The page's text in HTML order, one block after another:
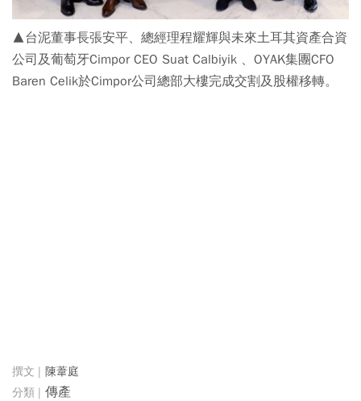
▲台泥董事長張安平、總經理程耀輝與未來土耳其資產合資
公司及葡萄牙Cimpor CEO Suat Calbiyik 、OYAK集團CFO
Baren Celik於Cimpor公司總部大樓完成交割及股權移轉。
陳葦庭
傳產